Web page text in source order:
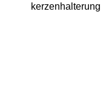
kerzenhalterung